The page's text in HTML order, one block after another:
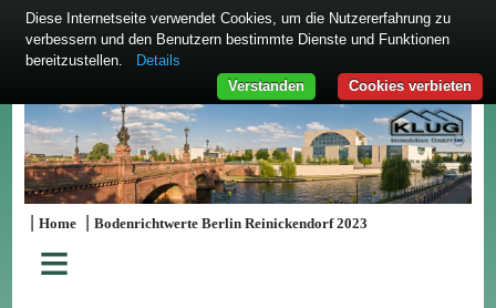
|Home |Bodenrichtwerte Berlin Reinickendorf 2023
≡
Diese Internetseite verwendet Cookies, um die Nutzererfahrung zu
verbessern und den Benutzern bestimmte Dienste und Funktionen
bereitzustellen.
Details
Cookies verbieten
Verstanden